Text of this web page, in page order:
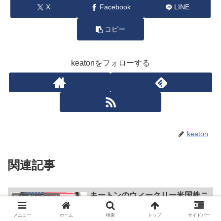
X Facebook LINE
コピー
keatonをフォローする
keaton
関連記事
ウィークリーニュース
キートンのウィークリー米国株ニ
ュース 221119
強気相場は、悲観の中に生まれ、懐疑の
メニュー ホーム 検索 トップ サイドバー